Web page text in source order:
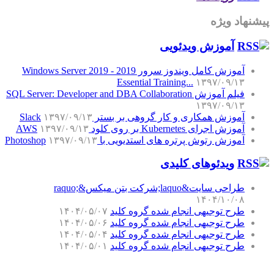
پیشنهاد ویژه
آموزش‌ ویدئویی
آموزش کامل ویندوز سرور 2019 - Windows Server 2019
Essential Training... ۱۳۹۷/۰۹/۱۳
فیلم آموزش SQL Server: Developer and DBA Collaboration
۱۳۹۷/۰۹/۱۳
آموزش همکاری و کار گروهی بر بستر Slack ۱۳۹۷/۰۹/۱۳
آموزش اجرای Kubernetes بر روی کلود AWS
۱۳۹۷/۰۹/۱۳
آموزش رتوش پرتره های استدیویی با Photoshop ۱۳۹۷/۰۹/۱۳
ویدئوهای کلیدی
طراحی سایت&laquo;شرکت بتن میکس&raquo;
۱۴۰۴/۱۰/۰۸
طرح توجیهی انجام شده گروه کلید ۱۴۰۴/۰۵/۰۷
طرح توجیهی انجام شده گروه کلید ۱۴۰۴/۰۵/۰۶
طرح توجیهی انجام شده گروه کلید ۱۴۰۴/۰۵/۰۴
طرح توجیهی انجام شده گروه کلید ۱۴۰۴/۰۵/۰۱